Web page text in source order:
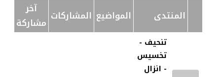
المنتدى المواضيع المشاركات
آخر
مشاركة
تنحيف -
تخسيس
- انزال